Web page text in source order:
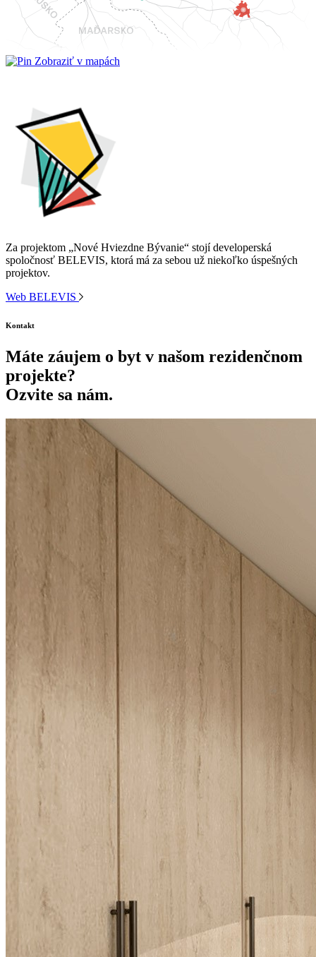
Zobraziť v mapách
Za projektom „Nové Hviezdne Bývanie“ stojí developerská
spoločnosť BELEVIS, ktorá má za sebou už niekoľko úspešných
projektov.
Web BELEVIS
Kontakt
Máte záujem o byt v našom rezidenčnom
projekte?
Ozvite sa nám.